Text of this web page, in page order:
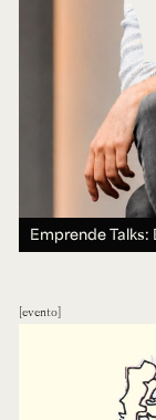
Emprende
evento